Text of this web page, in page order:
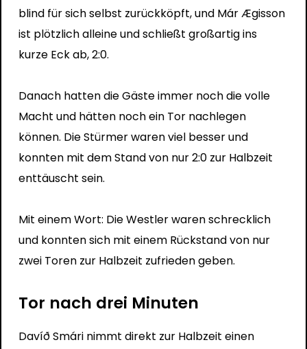
blind für sich selbst zurückköpft, und Már Ægisson
ist plötzlich alleine und schließt großartig ins
kurze Eck ab, 2:0.
Danach hatten die Gäste immer noch die volle
Macht und hätten noch ein Tor nachlegen
können. Die Stürmer waren viel besser und
konnten mit dem Stand von nur 2:0 zur Halbzeit
enttäuscht sein.
Mit einem Wort: Die Westler waren schrecklich
und konnten sich mit einem Rückstand von nur
zwei Toren zur Halbzeit zufrieden geben.
Tor nach drei Minuten
Davíð Smári nimmt direkt zur Halbzeit einen